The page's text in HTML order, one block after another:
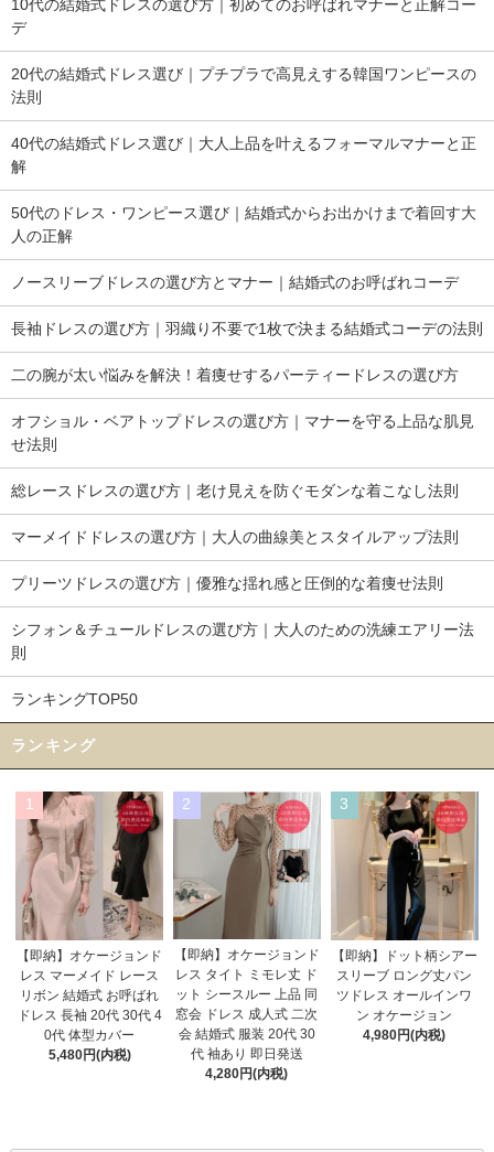
10代の結婚式ドレスの選び方｜初めてのお呼ばれマナーと正解コー
デ
20代の結婚式ドレス選び｜プチプラで高見えする韓国ワンピースの
法則
40代の結婚式ドレス選び｜大人上品を叶えるフォーマルマナーと正
解
50代のドレス・ワンピース選び｜結婚式からお出かけまで着回す大
人の正解
ノースリーブドレスの選び方とマナー｜結婚式のお呼ばれコーデ
長袖ドレスの選び方｜羽織り不要で1枚で決まる結婚式コーデの法則
二の腕が太い悩みを解決！着痩せするパーティードレスの選び方
オフショル・ベアトップドレスの選び方｜マナーを守る上品な肌見
せ法則
総レースドレスの選び方｜老け見えを防ぐモダンな着こなし法則
マーメイドドレスの選び方｜大人の曲線美とスタイルアップ法則
プリーツドレスの選び方｜優雅な揺れ感と圧倒的な着痩せ法則
シフォン＆チュールドレスの選び方｜大人のための洗練エアリー法
則
ランキングTOP50
ランキング
1
【即納】オケージョンド
レス マーメイド レース
リボン 結婚式 お呼ばれ
ドレス 長袖 20代 30代 4
0代 体型カバー
5,480円(内税)
2
【即納】オケージョンド
レス タイト ミモレ丈 ド
ット シースルー 上品 同
窓会 ドレス 成人式 二次
会 結婚式 服装 20代 30
代 袖あり 即日発送
4,280円(内税)
3
【即納】ドット柄シアー
スリーブ ロング丈パン
ツドレス オールインワ
ン オケージョン
4,980円(内税)